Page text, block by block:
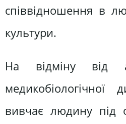
співвідношення в
культури.
На відміну від
медикобіологічної
вивчає людину під